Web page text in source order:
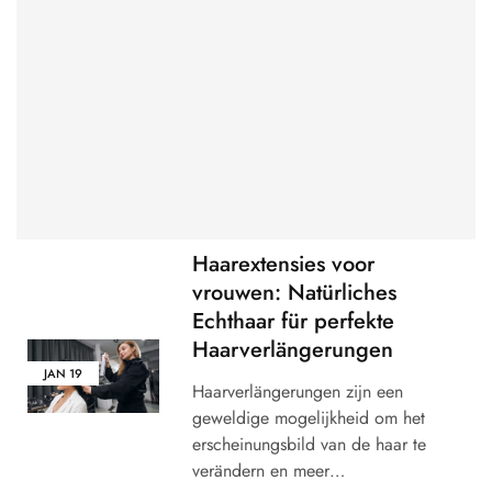
JAN 19
Haarextensies voor
vrouwen: Natürliches
Echthaar für perfekte
Haarverlängerungen
Haarverlängerungen zijn een
geweldige mogelijkheid om het
erscheinungsbild van de haar te
verändern en meer…